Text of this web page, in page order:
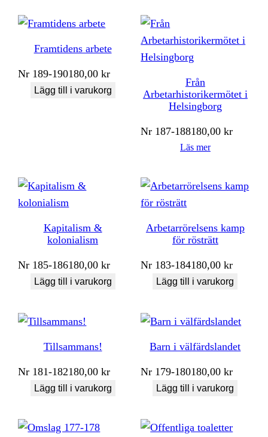
Framtidens arbete
Nr 189-190180,00kr
Lägg till i varukorg
Från
Arbetarhistorikermötet i
Helsingborg
Nr 187-188180,00kr
Läs mer
Kapitalism &
kolonialism
Nr 185-186180,00kr
Lägg till i varukorg
Arbetarrörelsens kamp
för rösträtt
Nr 183-184180,00kr
Lägg till i varukorg
Tillsammans!
Nr 181-182180,00kr
Lägg till i varukorg
Barn i välfärdslandet
Nr 179-180180,00kr
Lägg till i varukorg